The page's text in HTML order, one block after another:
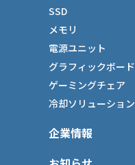
SSD
メモリ
電源ユニット
グラフィックボード
ゲーミングチェア
冷却ソリューション
企業情報